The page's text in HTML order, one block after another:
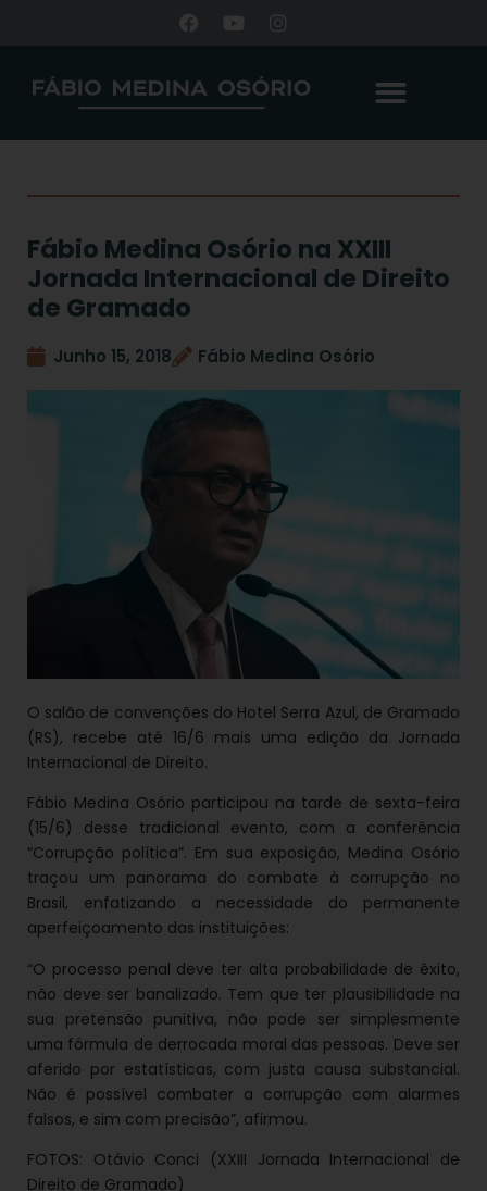
Fábio Medina Osório na XXIII
Jornada Internacional de Direito
de Gramado
Junho 15, 2018 Fábio Medina Osório
O salão de convenções do Hotel Serra Azul, de Gramado
(RS), recebe até 16/6 mais uma edição da Jornada
Internacional de Direito.
Fábio Medina Osório participou na tarde de sexta-feira
(15/6) desse tradicional evento, com a conferência
“Corrupção política”. Em sua exposição, Medina Osório
traçou um panorama do combate à corrupção no
Brasil, enfatizando a necessidade do permanente
aperfeiçoamento das instituições:
“O processo penal deve ter alta probabilidade de êxito,
não deve ser banalizado. Tem que ter plausibilidade na
sua pretensão punitiva, não pode ser simplesmente
uma fórmula de derrocada moral das pessoas. Deve ser
aferido por estatísticas, com justa causa substancial.
Não é possível combater a corrupção com alarmes
falsos, e sim com precisão”, afirmou.
FOTOS: Otávio Conci (XXIII Jornada Internacional de
Direito de Gramado)